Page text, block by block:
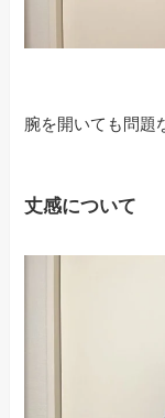
腕を開いても問題
丈感について